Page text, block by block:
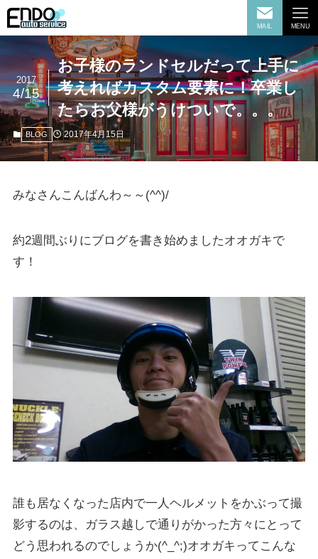
MAIL MENU
お子様のランドセルだって上手に
考えればカスタム要素に！卒業し
たらお父様がうけついで。。。
2017
4/15
BLOG 2017年4月15日
みなさんこんばんわ～～(^^)/
約2週間ぶりにブログを書き始めましたオオガキで
す！
誰も居なくなった店内で一人ヘルメットをかぶって撮
影するのは、ガラス越しで通りがかった方々にとって
どう思われるのでしょうか(^_^;)オオガキってこんな